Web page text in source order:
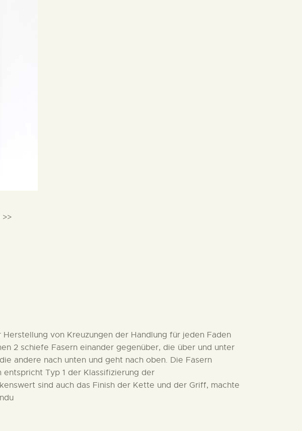
>>
von Kreuzungen der Handlung für jeden Faden
2 schiefe Fasern einander gegenüber, die über und unter
andere nach unten und geht nach oben. Die Fasern
Typ 1 der Klassifizierung der
sind auch das Finish der Kette und der Griff, machte